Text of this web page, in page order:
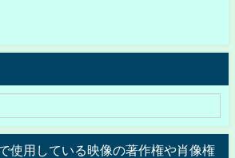
使用している映像の著作権や肖像権